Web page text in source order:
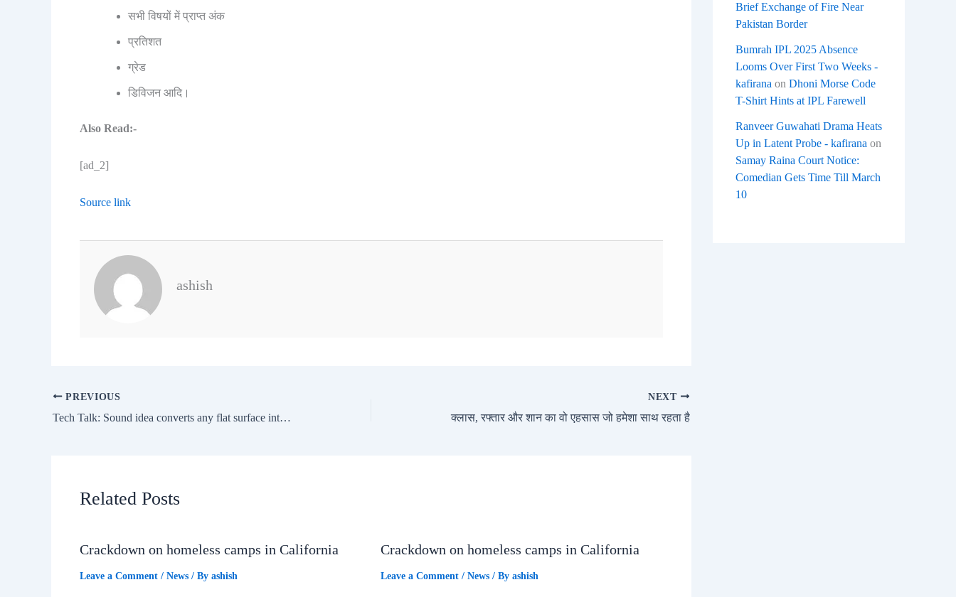
सभी विषयों में प्राप्त अंक
प्रतिशत
ग्रेड
डिविजन आदि।
Also Read:-
[ad_2]
Source link
ashish
PREVIOUS
Tech Talk: Sound idea converts any flat surface into speakers
NEXT
क्लास, रफ्तार और शान का वो एहसास जो हमेशा साथ रहता है
Related Posts
Crackdown on homeless camps in California
Leave a Comment / News / By ashish
Crackdown on homeless camps in California
Leave a Comment / News/ By ashish
Brief Exchange of Fire Near
Pakistan Border
Bumrah IPL 2025 Absence
Looms Over First Two Weeks -
kafirana on Dhoni Morse Code
T-Shirt Hints at IPL Farewell
Ranveer Guwahati Drama Heats
Up in Latent Probe - kafirana on
Samay Raina Court Notice:
Comedian Gets Time Till March
10